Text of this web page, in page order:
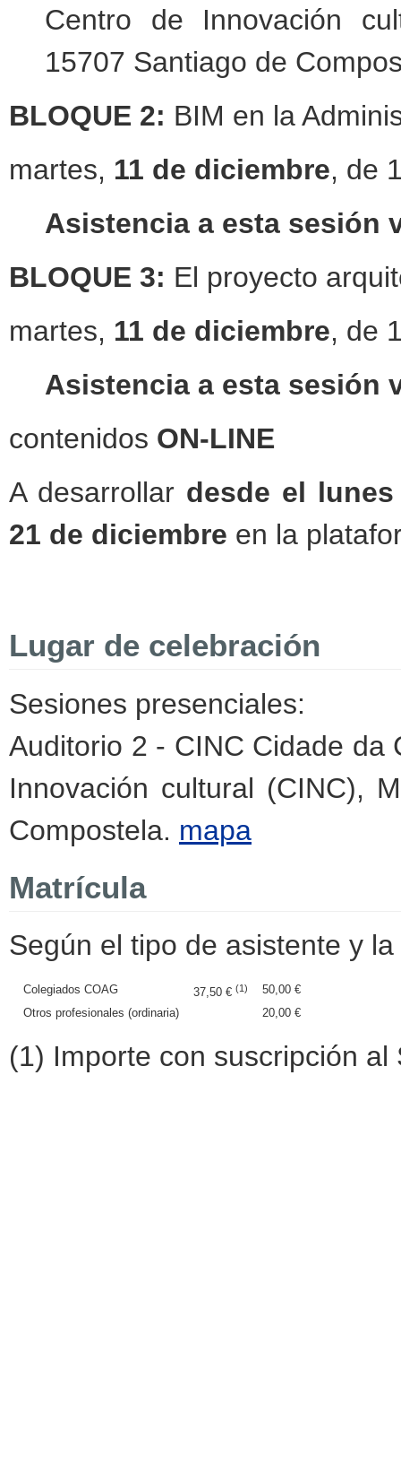
Centro de Innovación
15707 Santiago de
BLOQUE 2: BIM en la
martes, 11 de diciembre, de
Asistencia a esta sesión
BLOQUE 3: El proyecto
martes, 11 de diciembre, de
Asistencia a esta sesión
contenidos ON-LINE
A desarrollar desde el
21 de diciembre en la
Lugar de celebración
Sesiones presenciales:
Auditorio 2 - CINC Cidade da
Innovación cultural (CINC),
Compostela. mapa
Matrícula
Según el tipo de asistente y
Colegiados COAG 37,50 € (1)
50,00 €
Otros profesionales (ordinaria)
20,00 €
(1) Importe con suscripción